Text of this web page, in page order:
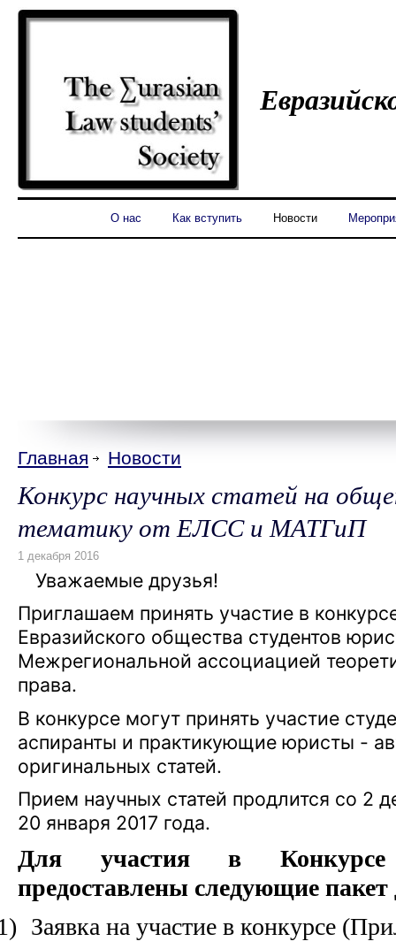
О нас Как вступить Новости
Главная Новости
Конкурс научных статей на
тематику от ЕЛСС и МАТГиП
Уважаемые друзья!
Приглашаем принять участие в
Евразийского общества студентов
Межрегиональной ассоциацией
права.
В конкурсе могут принять участие
аспиранты и практикующие юристы -
оригинальных статей.
Прием научных статей продлится со 2
20 января 2017 года.
Для участия в
предоставлены следующие пакет
Заявка на участие в конкурсе